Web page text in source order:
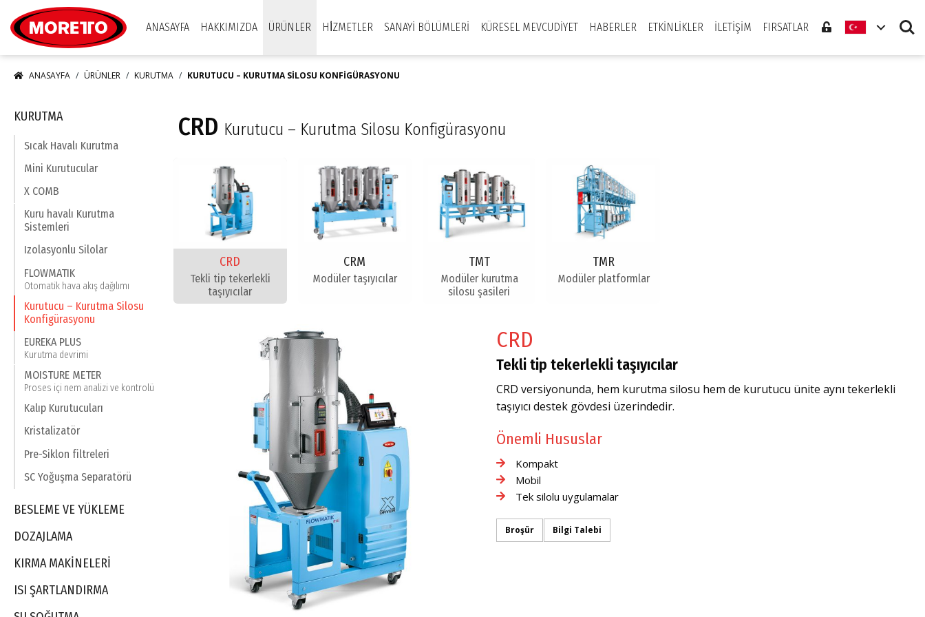
ANASAYFA
HAKKIMIZDA ÜRÜNLER HİZMETLER SANAYI BÖLÜMLERI KÜRESEL MEVCUDIYET HABERLER ETKINLIKLER İLETIŞIM FIRSATLAR Search
ANASAYFA ÜRÜNLER KURUTMA KURUTUCU – KURUTMA SILOSU KONFIGÜRASYONU
CRD Kurutucu – Kurutma Silosu Konfigürasyonu
CRD
Tekli tip tekerlekli
taşıyıcılar
CRM
Modüler taşıyıcılar
TMT
Modüler kurutma
silosu şasileri
TMR
Modüler platformlar
CRD
Tekli tip tekerlekli taşıyıcılar
CRD versiyonunda, hem kurutma silosu hem de kurutucu ünite aynı tekerlekli
taşıyıcı destek gövdesi üzerindedir.
Önemli Hususlar
Kompakt
Mobil
Tek silolu uygulamalar
Broşür Bilgi Talebi
KURUTMA
Sıcak Havalı Kurutma
Mini Kurutucular
X COMB
Kuru havalı Kurutma
Sistemleri
Izolasyonlu Silolar
FLOWMATIK
Otomatik hava akış dağılımı
Kurutucu – Kurutma Silosu
Konfigürasyonu
EUREKA PLUS
Kurutma devrimi
MOISTURE METER
Proses içi nem analizi ve kontrolü
Kalıp Kurutucuları
Kristalizatör
Pre-Siklon filtreleri
SC Yoğuşma Separatörü
BESLEME VE YÜKLEME
DOZAJLAMA
KIRMA MAKINELERI
ISI ŞARTLANDIRMA